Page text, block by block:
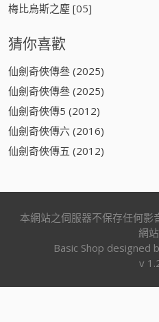
梅比烏斯之塵 [05]
猜你喜歡
仙劍奇俠傳叄 (2025)
仙劍奇俠傳叄 (2025)
仙劍奇俠傳5 (2012)
仙劍奇俠傳六 (2016)
仙劍奇俠傳五 (2012)
本網站之伺服器不保存任何影
網
Basic Shop designed
v